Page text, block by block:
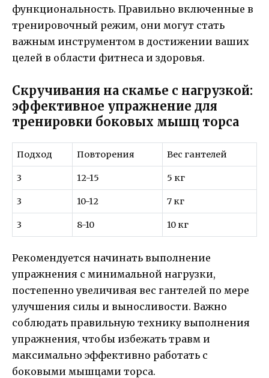
функциональность. Правильно включенные в
тренировочный режим, они могут стать
важным инструментом в достижении ваших
целей в области фитнеса и здоровья.
Скручивания на скамье с нагрузкой:
эффективное упражнение для
тренировки боковых мышц торса
Подход Повторения Вес гантелей
3 12-15 5 кг
3 10-12 7 кг
3 8-10 10 кг
Рекомендуется начинать выполнение
упражнения с минимальной нагрузки,
постепенно увеличивая вес гантелей по мере
улучшения силы и выносливости. Важно
соблюдать правильную технику выполнения
упражнения, чтобы избежать травм и
максимально эффективно работать с
боковыми мышцами торса.